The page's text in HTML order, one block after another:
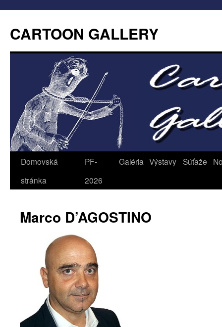
CARTOON GALLERY
Domovská
stránka
PF-
2026
Galéria Výstavy Súťaže
Marco D’AGOSTINO